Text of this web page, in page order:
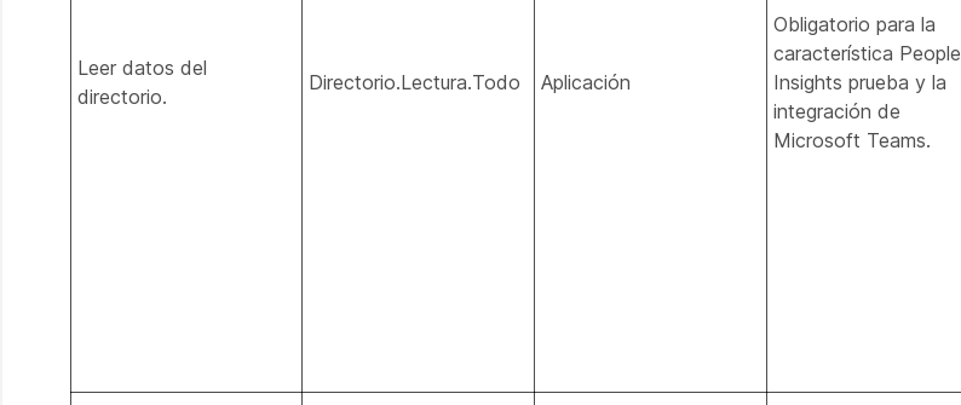
Leer datos del
directorio.
Directorio.Lectura.Todo Aplicación
Obligatorio para la
característica People
Insights prueba y la
integración de
Microsoft Teams.